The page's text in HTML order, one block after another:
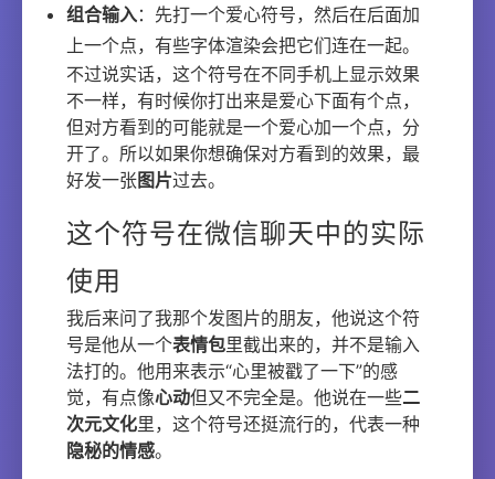
组合输入：先打一个爱心符号，然后在后面加
上一个点，有些字体渲染会把它们连在一起。
不过说实话，这个符号在不同手机上显示效果
不一样，有时候你打出来是爱心下面有个点，
但对方看到的可能就是一个爱心加一个点，分
开了。所以如果你想确保对方看到的效果，最
好发一张图片过去。
这个符号在微信聊天中的实际
使用
我后来问了我那个发图片的朋友，他说这个符
号是他从一个表情包里截出来的，并不是输入
法打的。他用来表示“心里被戳了一下”的感
觉，有点像心动但又不完全是。他说在一些二
次元文化里，这个符号还挺流行的，代表一种
隐秘的情感。